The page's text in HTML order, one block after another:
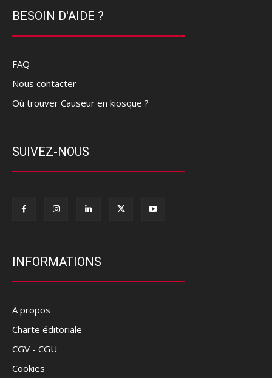
BESOIN D'AIDE ?
FAQ
Nous contacter
Où trouver Causeur en kiosque ?
SUIVEZ-NOUS
INFORMATIONS
A propos
Charte éditoriale
CGV - CGU
Cookies